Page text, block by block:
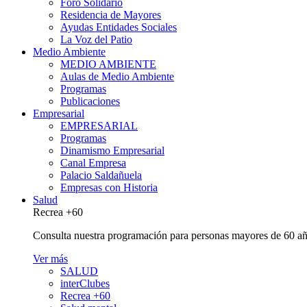
Foro Solidario
Residencia de Mayores
Ayudas Entidades Sociales
La Voz del Patio
Medio Ambiente
MEDIO AMBIENTE
Aulas de Medio Ambiente
Programas
Publicaciones
Empresarial
EMPRESARIAL
Programas
Dinamismo Empresarial
Canal Empresa
Palacio Saldañuela
Empresas con Historia
Salud
Recrea +60
Consulta nuestra programación para personas mayores de 60
Ver más
SALUD
interClubes
Recrea +60